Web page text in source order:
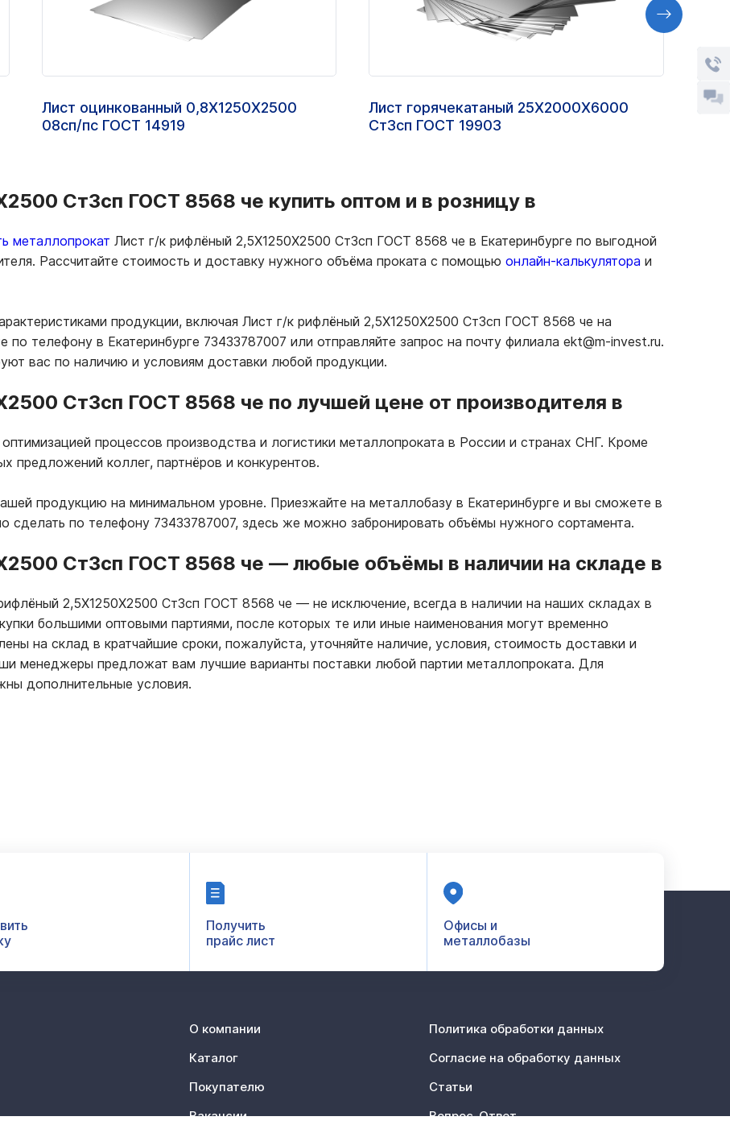
Лист оцинкованный 0,8Х1250Х2500
08сп/пс ГОСТ 14919
Лист горячекатаный 25Х2000Х6000
Ст3сп ГОСТ 19903
Ст3сп ГОСТ 8568 че купить оптом и в розницу в
металлопрокат Лист г/к рифлёный 2,5Х1250Х2500 Ст3сп ГОСТ 8568 че в Екатеринбурге по выгодной
Рассчитайте стоимость и доставку нужного объёма проката с помощью онлайн-калькулятора и
продукции, включая Лист г/к рифлёный 2,5Х1250Х2500 Ст3сп ГОСТ 8568 че на
телефону в Екатеринбурге 73433787007 или отправляйте запрос на почту филиала ekt@m-invest.ru.
вас по наличию и условиям доставки любой продукции.
Ст3сп ГОСТ 8568 че по лучшей цене от производителя в
процессов производства и логистики металлопроката в России и странах СНГ. Кроме
предложений коллег, партнёров и конкурентов.
продукцию на минимальном уровне. Приезжайте на металлобазу в Екатеринбурге и вы сможете в
сделать по телефону 73433787007, здесь же можно забронировать объёмы нужного сортамента.
Ст3сп ГОСТ 8568 че — любые объёмы в наличии на складе в
2,5Х1250Х2500 Ст3сп ГОСТ 8568 че — не исключение, всегда в наличии на наших складах в
большими оптовыми партиями, после которых те или иные наименования могут временно
на склад в кратчайшие сроки, пожалуйста, уточняйте наличие, условия, стоимость доставки и
менеджеры предложат вам лучшие варианты поставки любой партии металлопроката. Для
дополнительные условия.
Получить
прайс лист
Офисы и
металлобазы
О компании
Каталог
Покупателю
Вакансии
Политика обработки данных
Согласие на обработку данных
Статьи
Вопрос-Ответ